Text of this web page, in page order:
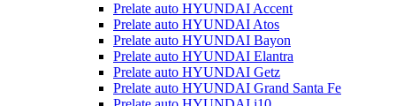
Prelate auto HYUNDAI Accent
Prelate auto HYUNDAI Atos
Prelate auto HYUNDAI Bayon
Prelate auto HYUNDAI Elantra
Prelate auto HYUNDAI Getz
Prelate auto HYUNDAI Grand Santa Fe